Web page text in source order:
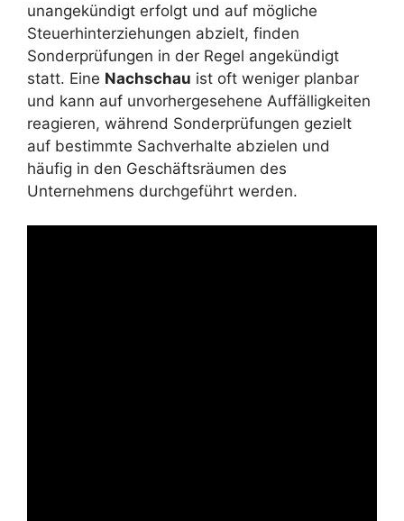
unangekündigt erfolgt und auf mögliche
Steuerhinterziehungen abzielt, finden
Sonderprüfungen in der Regel angekündigt
statt. Eine Nachschau ist oft weniger planbar
und kann auf unvorhergesehene Auffälligkeiten
reagieren, während Sonderprüfungen gezielt
auf bestimmte Sachverhalte abzielen und
häufig in den Geschäftsräumen des
Unternehmens durchgeführt werden.